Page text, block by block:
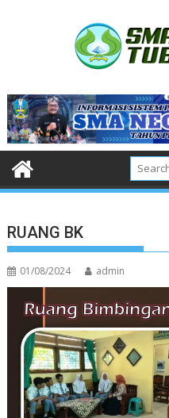
RUANG BK
01/08/2024 admin